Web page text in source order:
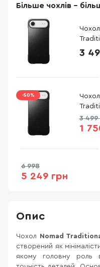
Більше чохлів -
3
-50%
3 499
1
6 998
5 249 грн
Опис
Чохол Nomad
створений як
якому головну роль